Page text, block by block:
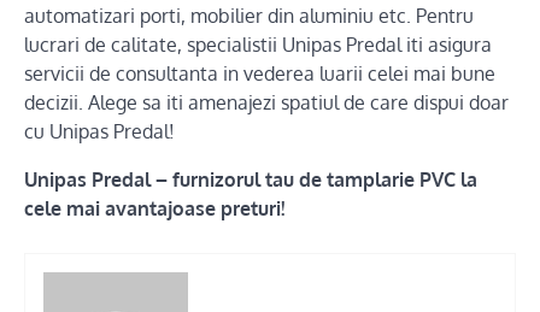
automatizari porti, mobilier din aluminiu etc. Pentru
lucrari de calitate, specialistii Unipas Predal iti asigura
servicii de consultanta in vederea luarii celei mai bune
decizii. Alege sa iti amenajezi spatiul de care dispui doar
cu Unipas Predal!
Unipas Predal – furnizorul tau de tamplarie PVC la
cele mai avantajoase preturi!